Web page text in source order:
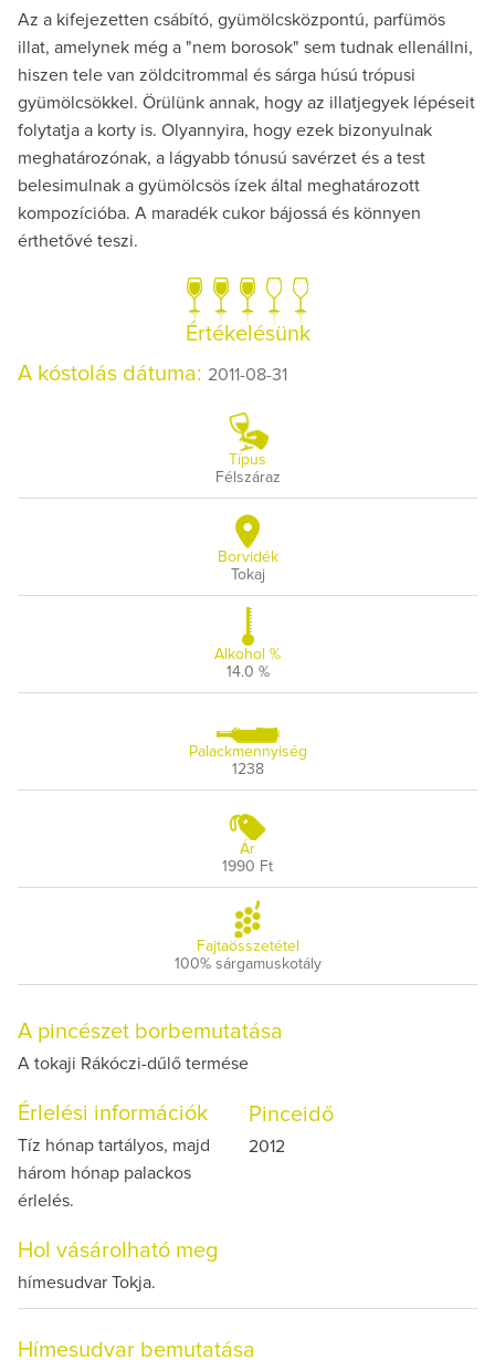
Az a kifejezetten csábító, gyümölcsközpontú, parfümös
illat, amelynek még a "nem borosok" sem tudnak ellenállni,
hiszen tele van zöldcitrommal és sárga húsú trópusi
gyümölcsökkel. Örülünk annak, hogy az illatjegyek lépéseit
folytatja a korty is. Olyannyira, hogy ezek bizonyulnak
meghatározónak, a lágyabb tónusú savérzet és a test
belesimulnak a gyümölcsös ízek által meghatározott
kompozícióba. A maradék cukor bájossá és könnyen
érthetővé teszi.
Értékelésünk
A kóstolás dátuma: 2011-08-31
Típus
Félszáraz
Borvidék
Tokaj
Alkohol %
14.0 %
Palackmennyiség
1238
Ár
1990 Ft
Fajtaösszetétel
100% sárgamuskotály
A pincészet borbemutatása
A tokaji Rákóczi-dűlő termése
Érlelési információk
Tíz hónap tartályos, majd
három hónap palackos
érlelés.
Pinceidő
2012
Hol vásárolható meg
hímesudvar Tokja.
Hímesudvar bemutatása